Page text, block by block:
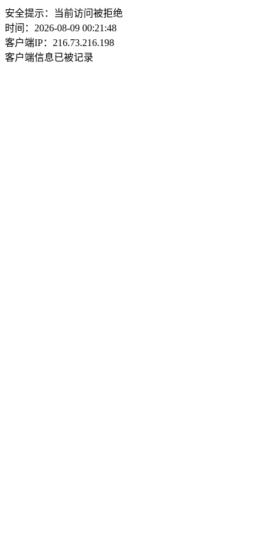
安全提示：当前访问被拒绝
时间：2026-08-09 00:21:48
客户端IP：216.73.216.198
客户端信息已被记录